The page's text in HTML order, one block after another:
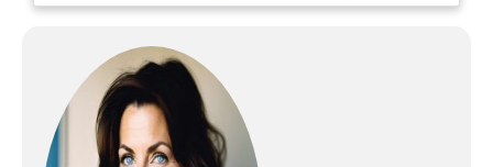
sanguine, épilez pour une peau
Portable et rechargeable, idéal
pour transporter n’importe où
PRIMÉ PLUSIEURS FOIS :
Produit primé plusieurs fois et